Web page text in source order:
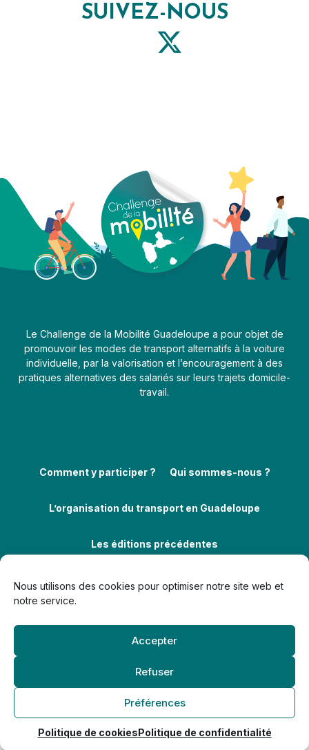
Nous utilisons des cookies pour optimiser notre site web et
notre service.
Accepter
Refuser
Préférences
Politique de cookiesPolitique de confidentialité
SUIVEZ-NOUS
Le Challenge de la Mobilité Guadeloupe a pour objet de
promouvoir les modes de transport alternatifs à la voiture
individuelle, par la valorisation et l’encouragement à des
pratiques alternatives des salariés sur leurs trajets domicile-
travail.
Comment y participer ? Qui sommes-nous ?
L’organisation du transport en Guadeloupe
Les éditions précédentes
Politique de confidentialité
Politique de cookies (UE)
© 2026 Challenge de la Mobilité Guadeloupe —neoweb.fr
chinaactivewear.com
Consider the simple act of winding a manual-wind watch. It is a